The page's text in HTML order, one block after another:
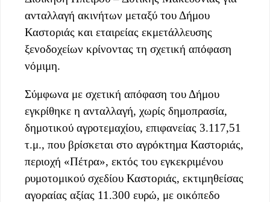
ανταλλαγή ακινήτων μεταξύ του Δήμου
Καστοριάς και εταιρείας εκμετάλλευσης
ξενοδοχείων κρίνοντας τη σχετική απόφαση
νόμιμη.
Σύμφωνα με σχετική απόφαση του Δήμου
εγκρίθηκε η ανταλλαγή, χωρίς δημοπρασία,
δημοτικού αγροτεμαχίου, επιφανείας 3.117,51
τ.μ., που βρίσκεται στο αγρόκτημα Καστοριάς,
περιοχή «Πέτρα», εκτός του εγκεκριμένου
ρυμοτομικού σχεδίου Καστοριάς, εκτιμηθείσας
αγοραίας αξίας 11.300 ευρώ, με οικόπεδο